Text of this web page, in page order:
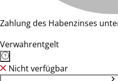
Zahlung des Habenzinses
Verwahrentgelt
Nicht verfügbar